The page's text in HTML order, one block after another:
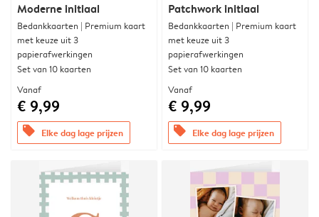
Moderne initiaal
Bedankkaarten | Premium kaart
met keuze uit 3
papierafwerkingen
Set van 10 kaarten
Vanaf
€ 9,99
offers Elke dag lage prijzen
Patchwork initiaal
Bedankkaarten | Premium kaart
met keuze uit 3
papierafwerkingen
Set van 10 kaarten
Vanaf
€ 9,99
offers Elke dag lage prijzen